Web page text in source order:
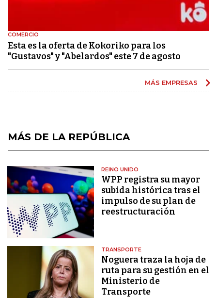
COMERCIO
Esta es la oferta de Kokoriko para los
"Gustavos" y "Abelardos" este 7 de agosto
MÁS EMPRESAS
MÁS DE LA REPÚBLICA
REINO UNIDO
WPP registra su mayor
subida histórica tras el
impulso de su plan de
reestructuración
TRANSPORTE
Noguera traza la hoja de
ruta para su gestión en el
Ministerio de
Transporte